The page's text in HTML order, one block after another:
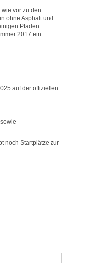
vor zu den
ohne Asphalt und
Pfaden
2017 ein
auf der offiziellen
noch Startplätze zur